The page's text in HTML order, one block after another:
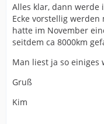
Alles klar, dann
Ecke vorstellig
hatte im November
seitdem ca 8000km
Man liest ja so einiges
Gruß
Kim